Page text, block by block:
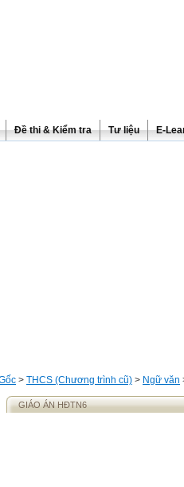
Đề thi & Kiểm tra Tư liệu E-
> THCS (Chương trình cũ) > Ngữ văn
GIÁO ÁN HĐTN6